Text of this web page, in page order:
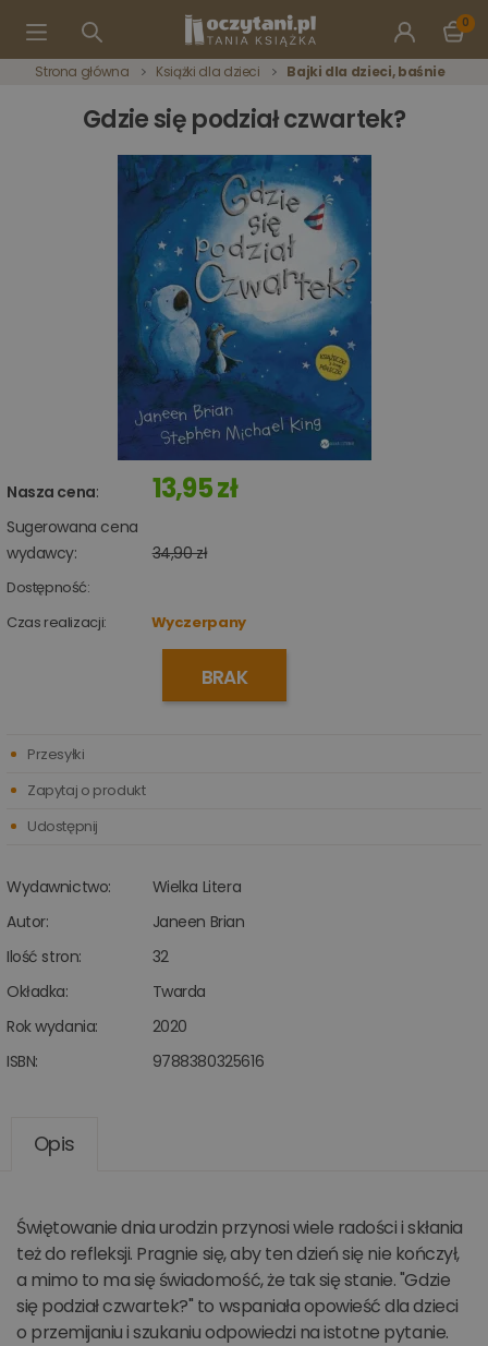
0
Strona główna Książki dla dzieci Bajki dla dzieci, baśnie
Gdzie się podział czwartek?
Nasza cena: 13,95 zł
Sugerowana cena
wydawcy:
34,90 zł
Dostępność:
Czas realizacji:
Wyczerpany
BRAK
Wydawnictwo:
Wielka Litera
Autor:
Janeen Brian
Ilość stron:
32
Okładka:
Twarda
Rok wydania:
2020
ISBN:
9788380325616
Przesyłki
Zapytaj o produkt
Udostępnij
Opis
Świętowanie dnia urodzin przynosi wiele radości i skłania
też do refleksji. Pragnie się, aby ten dzień się nie kończył,
a mimo to ma się świadomość, że tak się stanie. "Gdzie
się podział czwartek?" to wspaniała opowieść dla dzieci
o przemijaniu i szukaniu odpowiedzi na istotne pytanie.